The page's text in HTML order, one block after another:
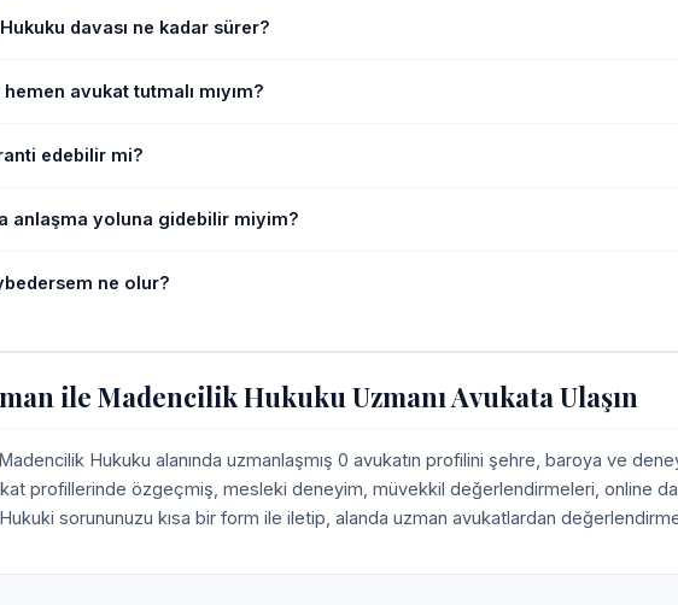
davası ne kadar sürer?
avukat tutmalı mıyım?
edebilir mi?
anlaşma yoluna gidebilir miyim?
ne olur?
ile Madencilik Hukuku Uzmanı Avukata Ulaşın
Hukuku alanında uzmanlaşmış 0 avukatın profilini şehre, baroya ve
profillerinde özgeçmiş, mesleki deneyim, müvekkil değerlendirmeleri, online
sorununuzu kısa bir form ile iletip, alanda uzman avukatlardan